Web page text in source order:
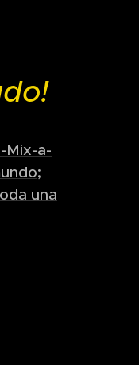
Mix-a-
una